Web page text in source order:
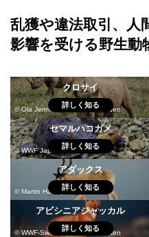
乱獲や違法取引、人
影響を受ける野生動
© Ola Jennersten / WWF-Sweden
クロサイ
詳しく知る
© WWF Japan
セマルハコガメ
詳しく知る
© Martin Harvey / WWF
アダックス
詳しく知る
© WWF-Sweden / Ola Jennersten
アビシニアジャッカル
詳しく知る